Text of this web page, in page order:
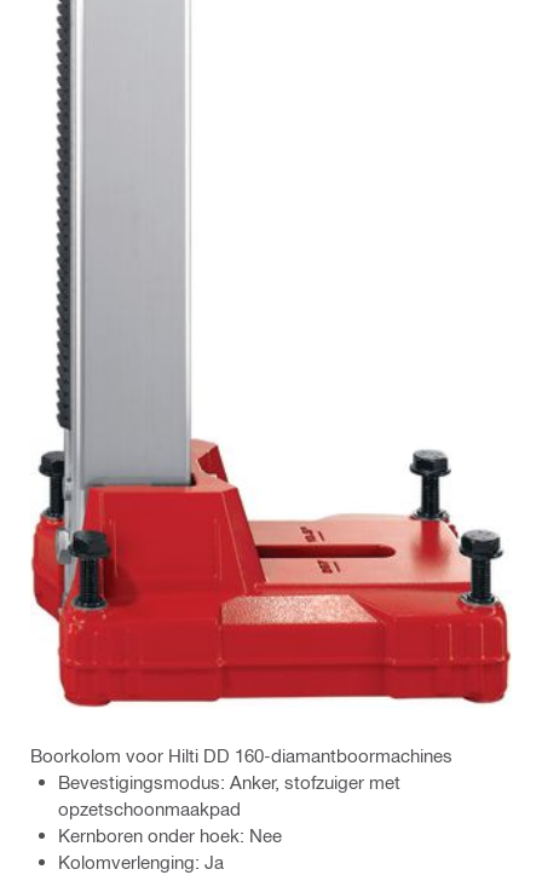
Boorkolom voor Hilti DD 160-diamantboormachines
Bevestigingsmodus: Anker, stofzuiger met
opzetschoonmaakpad
Kernboren onder hoek: Nee
Kolomverlenging: Ja